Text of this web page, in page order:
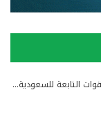
التابعة للسعودية…